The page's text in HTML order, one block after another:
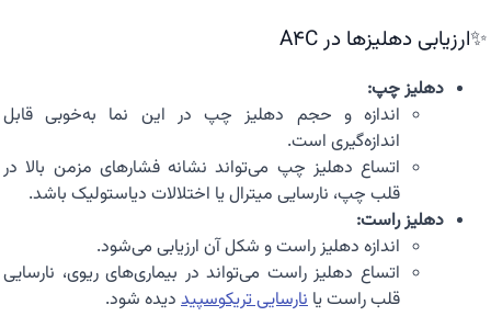
✨ارزیابی دهلیزها در A4C
دهلیز چپ:
اندازه و حجم دهلیز چپ در این نما به‌خوبی قابل
اندازه‌گیری است.
اتساع دهلیز چپ می‌تواند نشانه فشارهای مزمن بالا در
قلب چپ، نارسایی میترال یا اختلالات دیاستولیک باشد.
دهلیز راست:
اندازه دهلیز راست و شکل آن ارزیابی می‌شود.
اتساع دهلیز راست می‌تواند در بیماری‌های ریوی، نارسایی
قلب راست یا نارسایی تریکوسپید دیده شود.